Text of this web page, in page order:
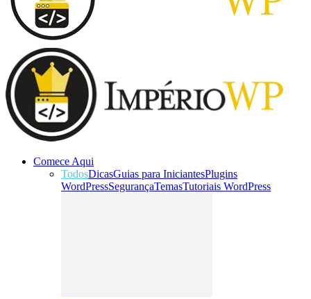
Comece Aqui
TodosDicasGuias para IniciantesPlugins
WordPressSegurançaTemasTutoriais WordPress